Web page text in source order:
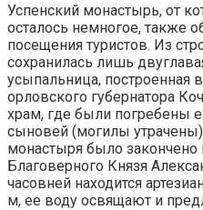
Успенский монастырь, от
осталось немногое, также
посещения туристов. Из
сохранилась лишь
усыпальница, построенная
орловского губернатора
храм, где были погребены
сыновей (могилы
монастыря было закончено
Благоверного Князя
часовней находится
м, ее воду освящают и